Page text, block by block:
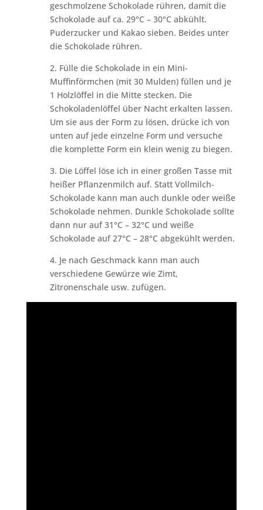
geschmolzene Schokolade rühren, damit die
Schokolade auf ca. 29°C – 30°C abkühlt.
Puderzucker und Kakao sieben. Beides unter
die Schokolade rühren.
2. Fülle die Schokolade in ein Mini-
Muffinförmchen (mit 30 Mulden) füllen und je
1 Holzlöffel in die Mitte stecken. Die
Schokoladenlöffel über Nacht erkalten lassen.
Um sie aus der Form zu lösen, drücke ich von
unten auf jede einzelne Form und versuche
die komplette Form ein klein wenig zu biegen.
3. Die Löffel löse ich in einer großen Tasse mit
heißer Pflanzenmilch auf. Statt Vollmilch-
Schokolade kann man auch dunkle oder weiße
Schokolade nehmen. Dunkle Schokolade sollte
dann nur auf 31°C – 32°C und weiße
Schokolade auf 27°C – 28°C abgekühlt werden.
4. Je nach Geschmack kann man auch
verschiedene Gewürze wie Zimt,
Zitronenschale usw. zufügen.